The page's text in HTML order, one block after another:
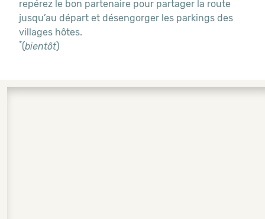
repérez le bon partenaire pour partager la route
jusqu’au départ et désengorger les parkings des
villages hôtes.
*(bientôt)